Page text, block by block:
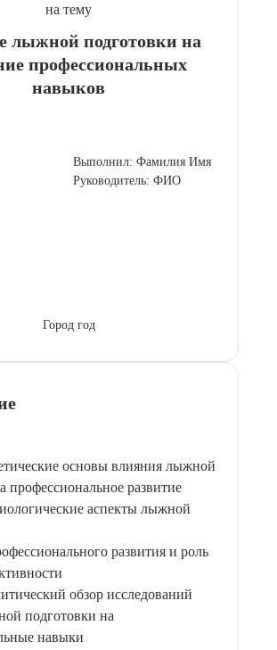
на тему
лыжной подготовки на
профессиональных
навыков
Выполнил: Фамилия Имя
Руководитель: ФИО
Город год
основы влияния лыжной
профессиональное развитие
аспекты лыжной
развития и роль
обзор исследований
подготовки на
навыки